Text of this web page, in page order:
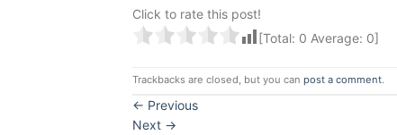
Click to rate this post!
[Total: 0 Average: 0]
Trackbacks are closed, but you can post a comment.
← Previous
Next →